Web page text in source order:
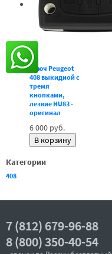
Ключ Peugeot
408 выкидной с
тремя
кнопками,
лезвие HU83 -
оригинал
6 000 руб.
Категории
408
7 (812) 679-96-88
8 (800) 350-40-54